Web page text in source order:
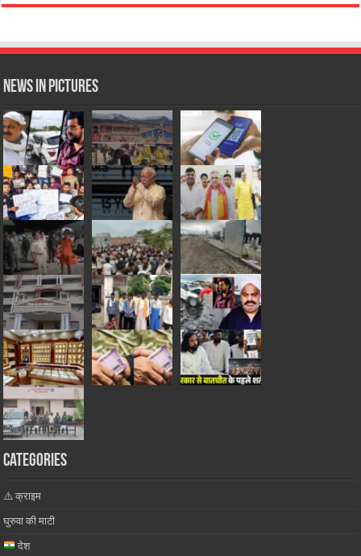
News in Pictures
Categories
⚠️ क्राइम
घुरुवा की माटी
देश